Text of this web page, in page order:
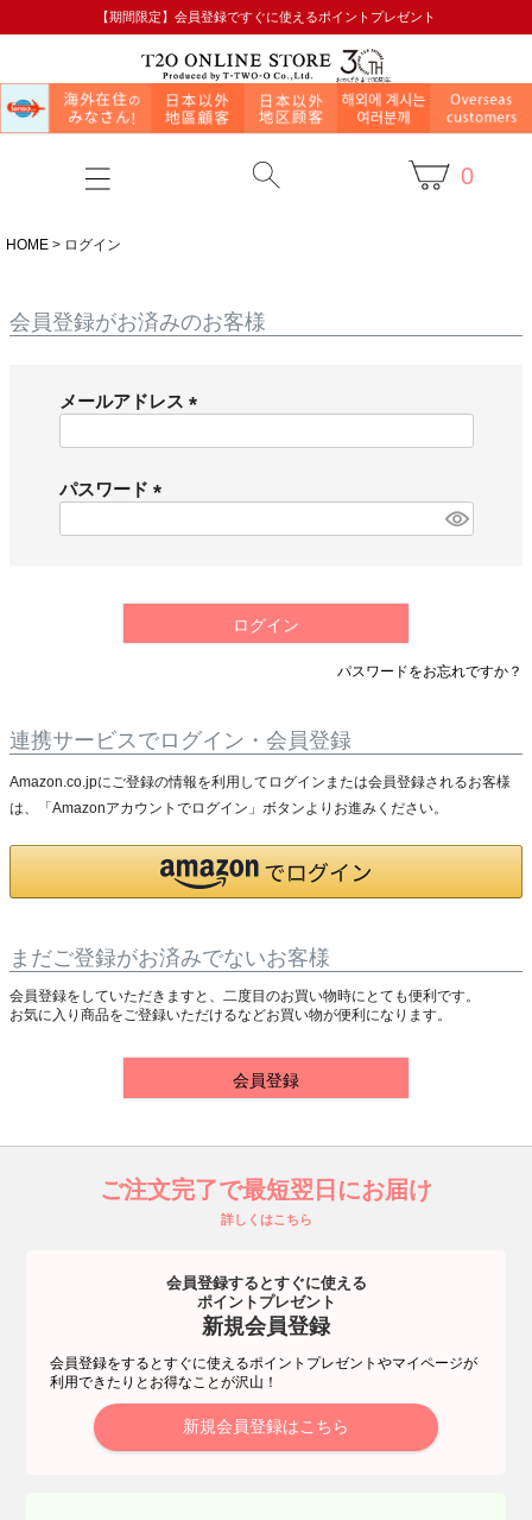
【期間限定】会員登録ですぐに使えるポイントプレゼント
0
HOME ログイン
会員登録がお済みのお客様
メールアドレス
)
パスワード
ログイン
パスワードをお忘れですか？
連携サービスでログイン・会員登録
Amazon.co.jpにご登録の情報を利用してログインまたは会員登録されるお客様
は、「Amazonアカウントでログイン」ボタンよりお進みください。
まだご登録がお済みでないお客様
会員登録をしていただきますと、二度目のお買い物時にとても便利です。
お気に入り商品をご登録いただけるなどお買い物が便利になります。
会員登録
ご注文完了で最短翌日にお届け
詳しくはこちら
会員登録するとすぐに使える
ポイントプレゼント
新規会員登録
会員登録をするとすぐに使えるポイントプレゼントやマイページが
利用できたりとお得なことが沢山！
新規会員登録はこちら